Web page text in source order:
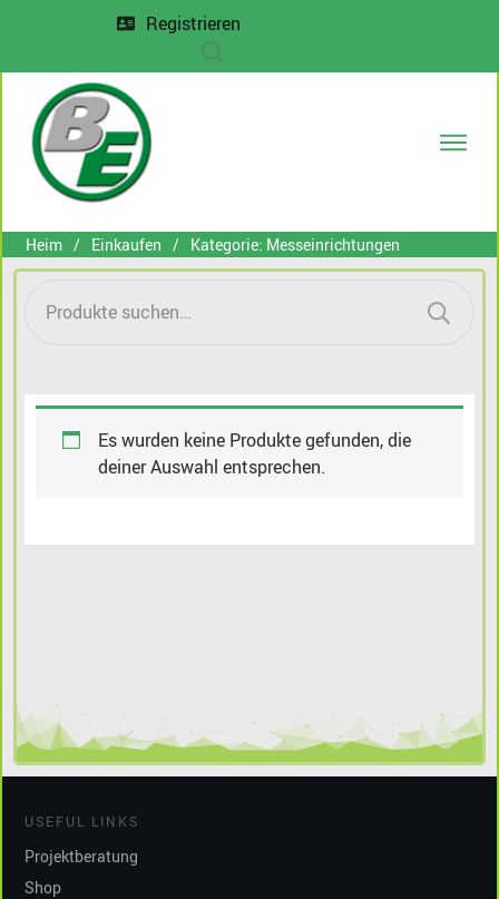
Registrieren
Heim / Einkaufen / Kategorie: Messeinrichtungen
Es wurden keine Produkte gefunden, die
deiner Auswahl entsprechen.
USEFUL LINKS
Projektberatung
Shop